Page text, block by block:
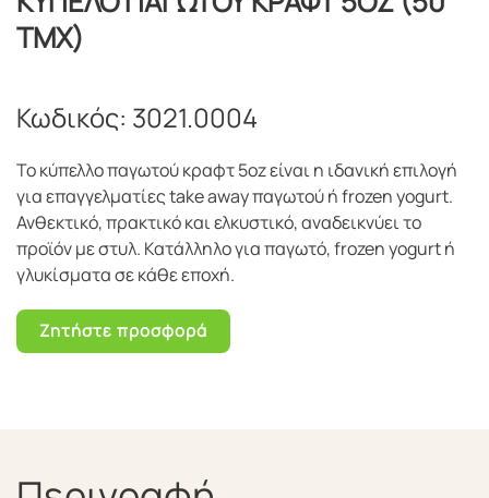
ΤΜΧ)
Κωδικός: 3021.0004
Το κύπελλο παγωτού κραφτ 5oz είναι η ιδανική επιλογή
για επαγγελματίες take away παγωτού ή frozen yogurt.
Ανθεκτικό, πρακτικό και ελκυστικό, αναδεικνύει το
προϊόν με στυλ. Κατάλληλο για παγωτό, frozen yogurt ή
γλυκίσματα σε κάθε εποχή.
Ζητήστε προσφορά